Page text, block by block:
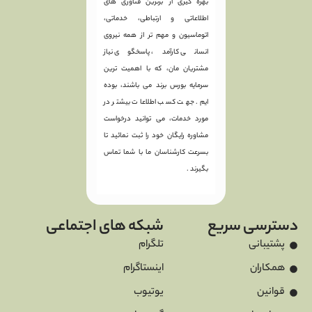
اطلاعاتی و ارتباطی، خدماتی،
اتوماسیون و مهم تر از همه نیروی
انسانی کارآمد، پاسخگوی نیاز
مشتریان مان، که با اهمیت ترین
سرمایه بورس برند می باشند، بوده
ایم. جهت کسب اطلاعات بیشتر در
مورد خدمات، می توانید درخواست
مشاوره رایگان خود را ثبت نمائید تا
بسرعت کارشناسان ما با شما تماس
بگیرند .
دسترسی سریع
پشتیبانی
همکاران
قوانین
شبکه های اجتماعی
تلگرام
اینستاگرام
یوتیوب